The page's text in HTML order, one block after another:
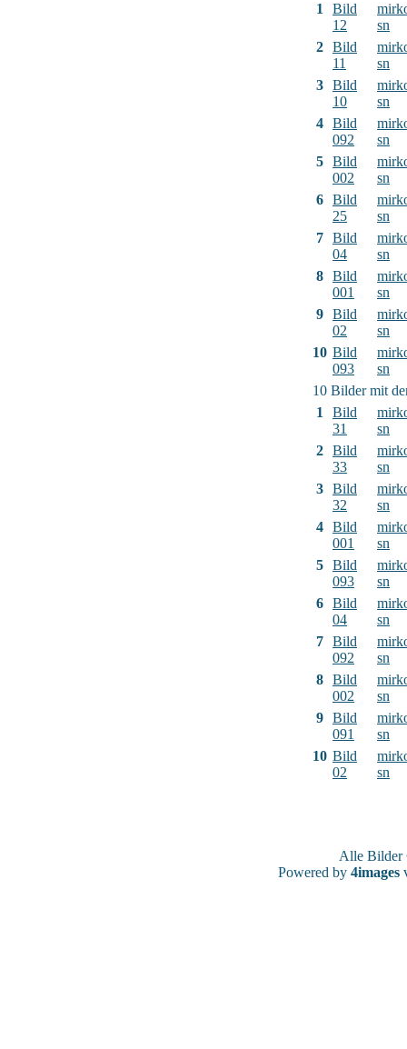
1
Bild
12
sn
2 Bild
11
sn
3 Bild
10
sn
4 Bild
092
sn
5 Bild
002
sn
6 Bild
25
sn
7 Bild
04
sn
8 Bild
001
sn
9 Bild
02
sn
10 Bild
093
sn
10 Bilder mit
1
Bild
31
sn
2 Bild
33
sn
3 Bild
32
sn
4 Bild
001
sn
5 Bild
093
sn
6 Bild
04
sn
7 Bild
092
sn
8 Bild
002
sn
9 Bild
091
sn
10 Bild
02
sn
Alle
Powered by 4images